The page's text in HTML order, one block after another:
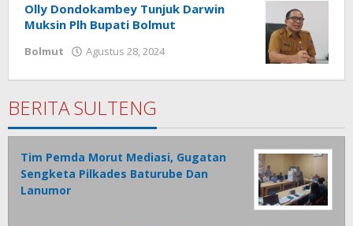
Olly Dondokambey Tunjuk Darwin
Muksin Plh Bupati Bolmut
Bolmut Agustus 28, 2024
Babay
BERITA SULTENG
Tim Pemda Morut Mediasi, Gugatan
Sengketa Pilkades Baturube Dan
Lanumor